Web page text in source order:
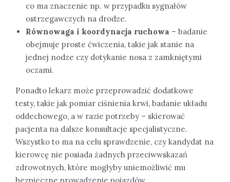
co ma znaczenie np. w przypadku sygnałów
ostrzegawczych na drodze.
Równowaga i koordynacja ruchowa – badanie
obejmuje proste ćwiczenia, takie jak stanie na
jednej nodze czy dotykanie nosa z zamkniętymi
oczami.
Ponadto lekarz może przeprowadzić dodatkowe
testy, takie jak pomiar ciśnienia krwi, badanie układu
oddechowego, a w razie potrzeby – skierować
pacjenta na dalsze konsultacje specjalistyczne.
Wszystko to ma na celu sprawdzenie, czy kandydat na
kierowcę nie posiada żadnych przeciwwskazań
zdrowotnych, które mogłyby uniemożliwić mu
bezpieczne prowadzenie pojazdów.